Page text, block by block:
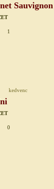
Sauvignon
1
kedvenc
0